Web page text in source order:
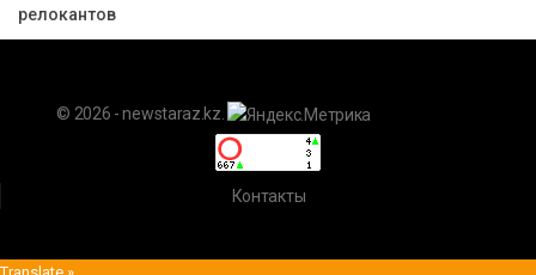
релокантов
© 2026 - newstaraz.kz.
Контакты